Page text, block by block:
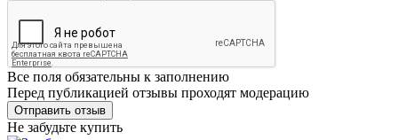
Все поля обязательны к заполнению
Перед публикацией отзывы проходят модерацию
Не забудьте купить